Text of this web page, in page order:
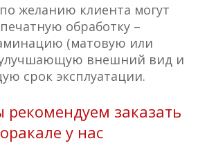
желанию клиента могут
обработку –
(матовую или
улучшающую внешний вид и
срок эксплуатации.
заказать
у нас